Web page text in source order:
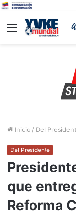
Menu
Inicio / Del
Del Presidente
que
Reforma